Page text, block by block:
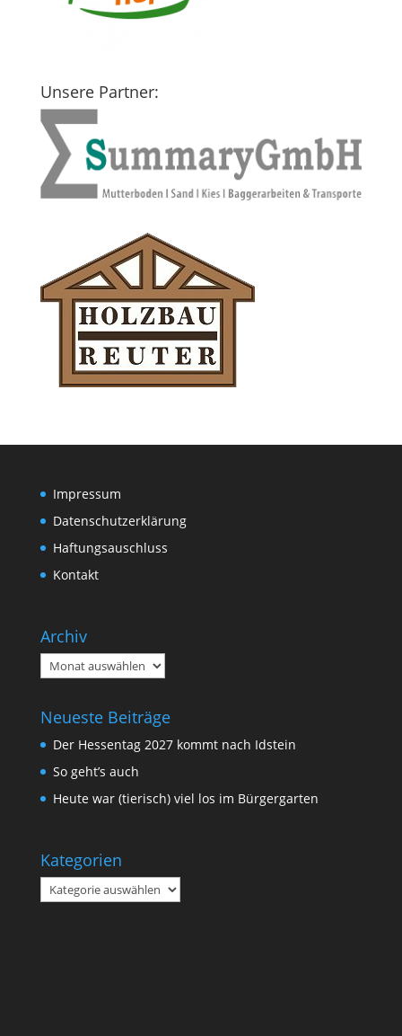
Unsere Partner:
Impressum
Datenschutzerklärung
Haftungsauschluss
Kontakt
Archiv
Archiv
Neueste Beiträge
Der Hessentag 2027 kommt nach Idstein
So geht’s auch
Heute war (tierisch) viel los im Bürgergarten
Kategorien
Kategorien